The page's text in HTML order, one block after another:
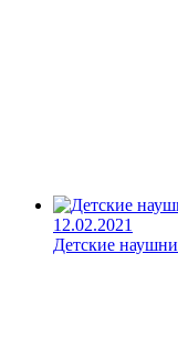
12.02.2021
Детские